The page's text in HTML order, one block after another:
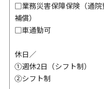
□業務災害保障保険（通
補償）
□車通勤可
休日／
①週休2日（シフト制）
②シフト制